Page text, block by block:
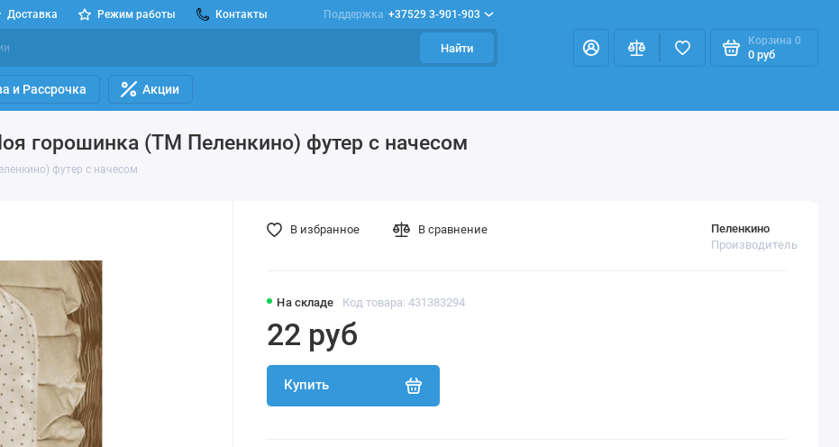
Доставка Режим работы Контакты Поддержка +37529 3-901-903
Найти
Корзина 0
0 руб
и Рассрочка Акции
горошинка (ТМ Пеленкино) футер с начесом
футер с начесом
На складе Код товара: 431383294
Пеленкино
Производитель
22 руб
Купить
В избранное В сравнение